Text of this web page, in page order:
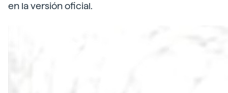
en la versión oficial.